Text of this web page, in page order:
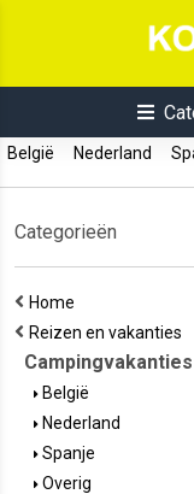
België Nederland
Categorieën
Home
Reizen en vakanties
Campingvakanties
België
Nederland
Spanje
Overig